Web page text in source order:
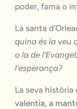
poder, fama o
La santa
quina és la veu
o la de
l’esperança?
La seva història
valentia, a